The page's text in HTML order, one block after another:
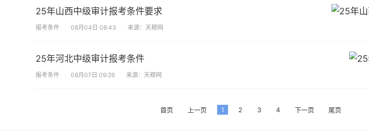
25年山西中级审计报考条件要求
报考条件 08月04日 08:43 来源：天穆网
25年河北中级审计报考条件
报考条件 08月07日 09:26 来源：天穆网
首页 上一页 1 2 3 4 下一页 尾页